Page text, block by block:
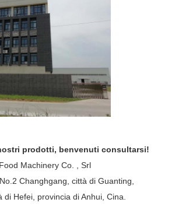
prodotti, benvenuti consultarsi!
Machinery Co. , Srl
Changhgang, città di Guanting,
Hefei, provincia di Anhui, Cina.